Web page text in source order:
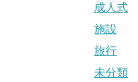
成人式
施設
旅行
未分類